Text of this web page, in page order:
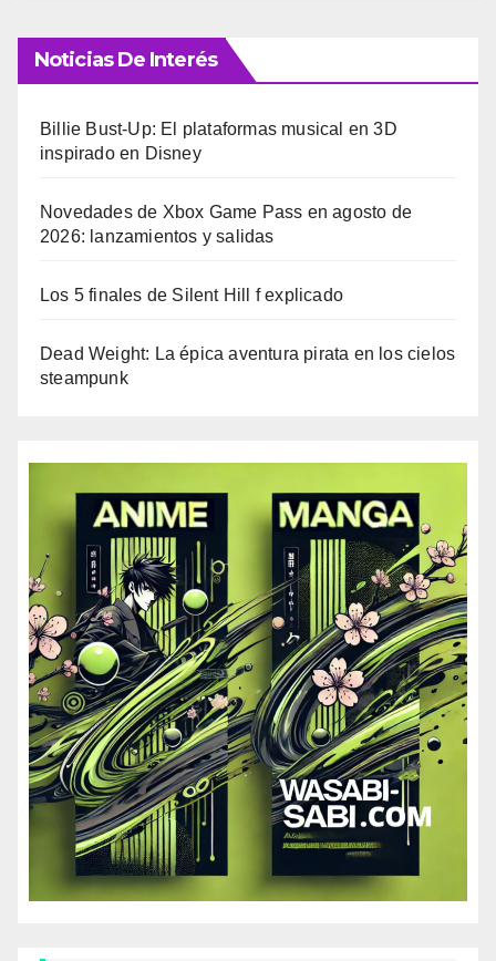
Noticias De Interés
Billie Bust-Up: El plataformas musical en 3D
inspirado en Disney
Novedades de Xbox Game Pass en agosto de
2026: lanzamientos y salidas
Los 5 finales de Silent Hill f explicado
Dead Weight: La épica aventura pirata en los cielos
steampunk